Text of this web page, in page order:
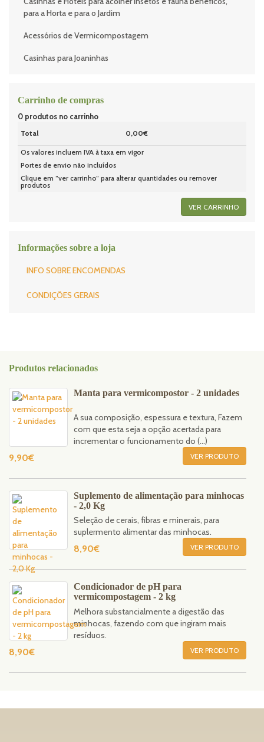
para a Horta e para o Jardim
Acessórios de Vermicompostagem
Casinhas para Joaninhas
Carrinho de compras
0 produtos no carrinho
Total 0,00€
Os valores incluem IVA à taxa em vigor
Portes de envio não incluídos
Clique em “ver carrinho” para alterar quantidades ou remover
produtos
VER CARRINHO
Informações sobre a loja
INFO SOBRE ENCOMENDAS
CONDIÇÕES GERAIS
Produtos relacionados
Manta para vermicompostor - 2 unidades
A sua composição, espessura e textura, Fazem
com que esta seja a opção acertada para
incrementar o funcionamento do (...)
9,90€ VER PRODUTO
Suplemento de alimentação para minhocas
- 2,0 Kg
Seleção de cerais, fibras e minerais, para
suplermento alimentar das minhocas.
8,90€ VER PRODUTO
Condicionador de pH para
vermicompostagem - 2 kg
Melhora substancialmente a digestão das
minhocas, fazendo com que ingiram mais
resíduos.
8,90€ VER PRODUTO